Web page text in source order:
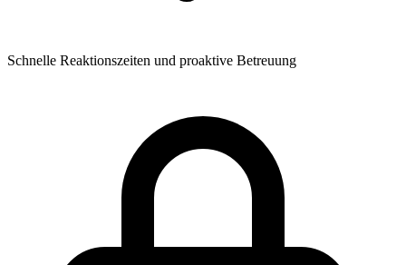
Schnelle Reaktionszeiten und proaktive Betreuung